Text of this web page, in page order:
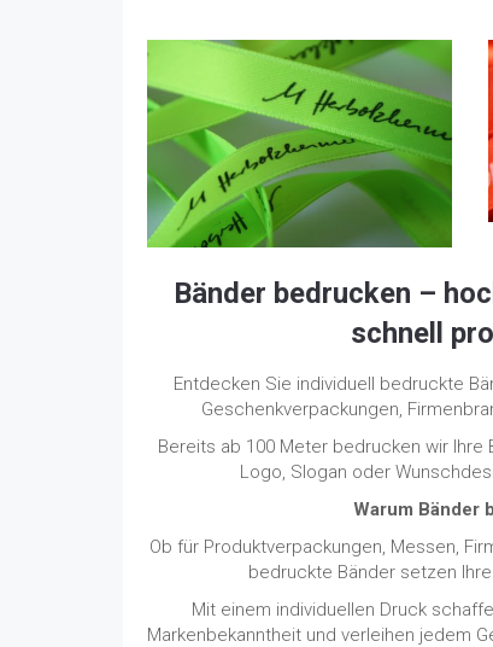
Bänder bedrucken –
schnell
Entdecken Sie individuell bedruckte
Geschenkverpackungen,
Bereits ab 100 Meter bedrucken wir Ihre
Logo, Slogan oder
Warum Bänder
Ob für Produktverpackungen, Messen,
bedruckte Bänder setzen
Mit einem individuellen Druck
Markenbekanntheit und verleihen jedem